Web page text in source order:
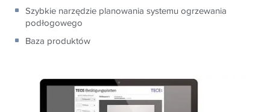
Szybkie narzędzie planowania systemu ogrzewania
podłogowego
Baza produktów